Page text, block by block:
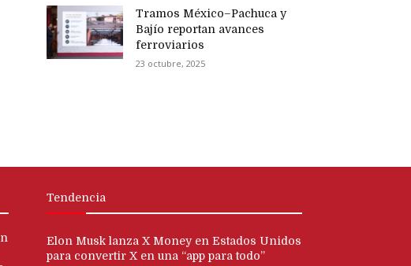
Tramos México–Pachuca y
Bajío reportan avances
ferroviarios
23 octubre, 2025
Tendencia
Elon Musk lanza X Money en Estados Unidos
para convertir X en una “app para todo”